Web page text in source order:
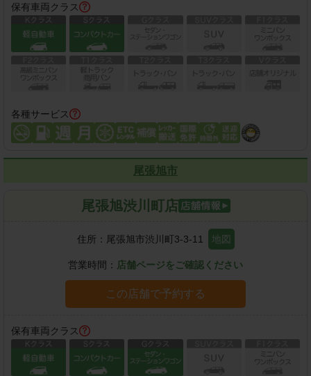
保有車両クラス
各種サービス
尾張旭市
尾張旭渋川町店
住所： 尾張旭市渋川町3-3-11 地図
営業時間： 店舗ページをご確認ください
この店舗で予約する
保有車両クラス